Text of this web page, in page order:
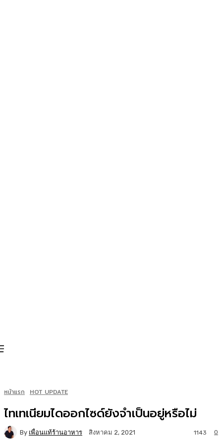
หน้าแรก HOT UPDATE
ไทเทเนียมไดออกไซด์ยังจำเป็นอยู่หรือไม่
By เพื่อนแท้ร้านอาหาร สิงหาคม 2, 2021 0
1143